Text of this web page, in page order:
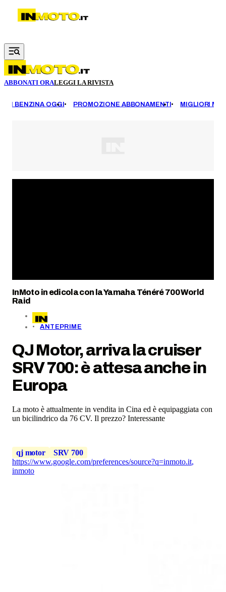
Vai al contenuto principale
ABBONATI ORALEGGI LA RIVISTA
BENZINA OGGI PROMOZIONE ABBONAMENTI MIGLIORI
InMoto in edicola con la Yamaha Ténéré 700 World
Raid
ANTEPRIME
QJ Motor, arriva la cruiser
SRV 700: è attesa anche in
Europa
La moto è attualmente in vendita in Cina ed è equipaggiata con
un bicilindrico da 76 CV. Il prezzo? Interessante
qj motor
SRV 700
https://www.google.com/preferences/source?q=inmoto.it,
inmoto